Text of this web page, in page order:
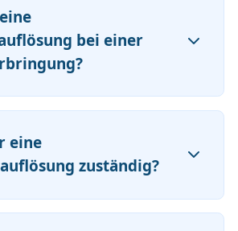
bei einer
eine
zuständig?